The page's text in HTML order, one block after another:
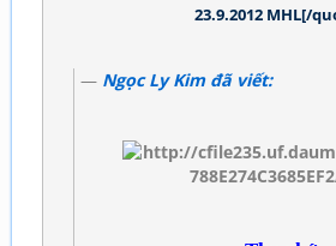
23.9.2012 MHL[/
Ngọc Ly Kimđã viết: